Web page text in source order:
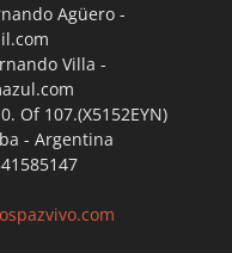
Agüero -
Villa -
Of 107.(X5152EYN)
- Argentina